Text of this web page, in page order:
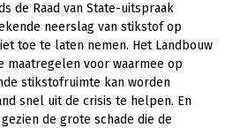
en onderwijs
de Raad van State-uitspraak
neerslag van stikstof op
toe te laten nemen. Het Landbouw
voor waarmee op
stikstofruimte kan worden
snel uit de crisis te helpen. En
de grote schade die de